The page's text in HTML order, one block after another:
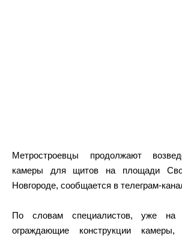
Метростроевцы продолжают
камеры для щитов на площади
Новгороде, сообщается в телеграм-
По словам специалистов, уже на
ограждающие конструкции камеры,